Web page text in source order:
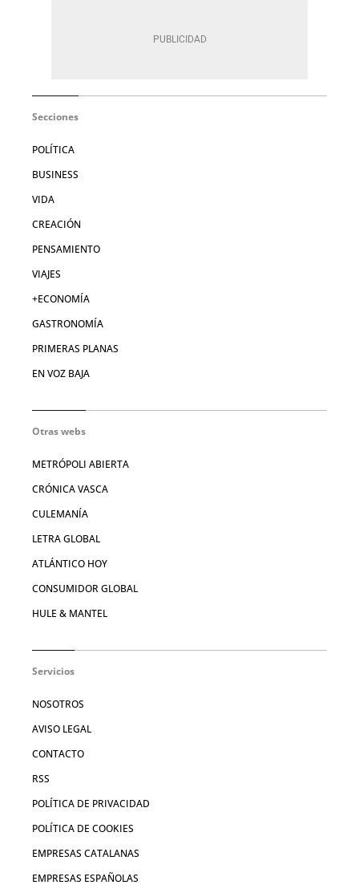
Secciones
POLÍTICA
BUSINESS
VIDA
CREACIÓN
PENSAMIENTO
VIAJES
+ECONOMÍA
GASTRONOMÍA
PRIMERAS PLANAS
EN VOZ BAJA
Otras webs
METRÓPOLI ABIERTA
CRÓNICA VASCA
CULEMANÍA
LETRA GLOBAL
ATLÁNTICO HOY
CONSUMIDOR GLOBAL
HULE & MANTEL
Servicios
NOSOTROS
AVISO LEGAL
CONTACTO
RSS
POLÍTICA DE PRIVACIDAD
POLÍTICA DE COOKIES
EMPRESAS CATALANAS
EMPRESAS ESPAÑOLAS